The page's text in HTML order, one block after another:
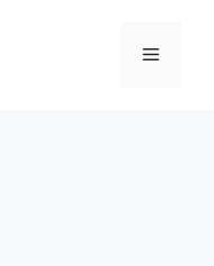
메